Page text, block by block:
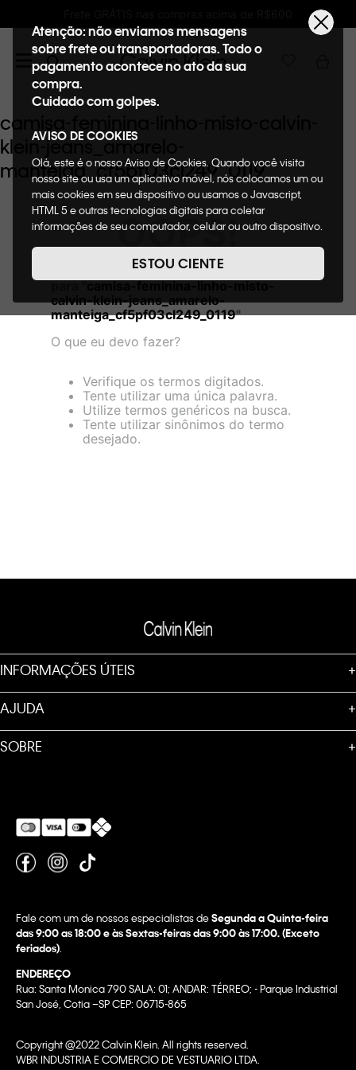
Atenção: não enviamos mensagens
sobre frete ou transportadoras. Todo o
pagamento acontece no ato da sua
compra.
Cuidado com golpes.
AVISO DE COOKIES
Olá, este é o nosso Aviso de Cookies. Quando você visita
nosso site ou usa um aplicativo móvel, nós colocamos um ou
mais cookies em seu dispositivo ou usamos o Javascript,
HTML 5 e outras tecnologias digitais para coletar
informações de seu computador, celular ou outro dispositivo.
de cookies, informaremos quais cookies usaremos e quais
suas funções. A forma como processamos os dados
nosso Aviso de Privacidade. Quando você visita nosso site,
consideraremos isso como sua solicitação específica para
fornecer a você toda a funcionalidade do site, incluindo,
entre outros, a capacidade de comprar um item em nossa
Cookies acesse o link.
ESTOU CIENTE
camisa-feminina-linho-misto-calvin-
klein-jeans_amarelo-
manteiga_cf5pf03cl249_0119
OOPS!
Não encontramos nenhum resultado
calvin-klein-jeans_amarelo-
manteiga_cf5pf03cl249_0119"
O que eu devo fazer?
Verifique os termos digitados.
Tente utilizar uma única palavra.
Utilize termos genéricos na busca.
Tente utilizar sinônimos do termo
desejado.
INFORMAÇÕES ÚTEIS +
AJUDA +
SOBRE +
Fale com um de nossos especialistas deSegunda a Quinta-feira
das 9:00 as 18:00 e às Sextas-feiras das 9:00 às 17:00. (Exceto
feriados)
ENDEREÇO
Rua: Santa Monica 790 SALA: 01; ANDAR: TÉRREO; - Parque Industrial
San José, Cotia –SP CEP: 06715-865
Copyright @2022 Calvin Klein. All rights reserved.
WBR INDUSTRIA E COMERCIO DE VESTUARIO LTDA.